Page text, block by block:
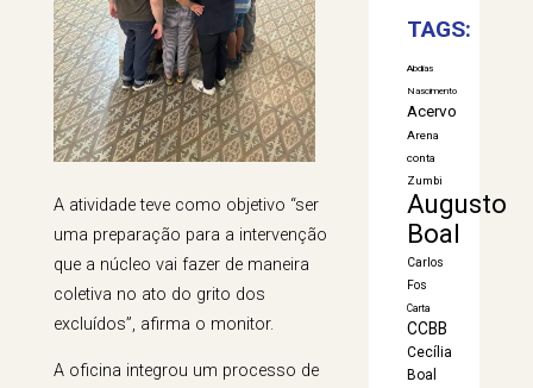
A atividade teve como objetivo “ser
uma preparação para a intervenção
que a núcleo vai fazer de maneira
coletiva no ato do grito dos
excluídos”, afirma o monitor.
A oficina integrou um processo de
TAGS:
Abdias
Nascimento
Acervo
Arena
conta
Zumbi
Augusto
Boal
Carlos
Fos
Carta
CCBB
Cecília
Boal